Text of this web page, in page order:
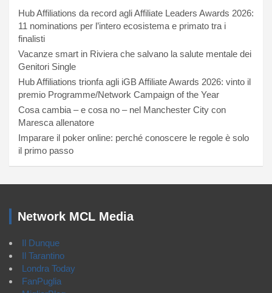
Hub Affiliations da record agli Affiliate Leaders Awards 2026:
11 nominations per l’intero ecosistema e primato tra i
finalisti
Vacanze smart in Riviera che salvano la salute mentale dei
Genitori Single
Hub Affiliations trionfa agli iGB Affiliate Awards 2026: vinto il
premio Programme/Network Campaign of the Year
Cosa cambia – e cosa no – nel Manchester City con
Maresca allenatore
Imparare il poker online: perché conoscere le regole è solo
il primo passo
Network MCL Media
Il Dunque
Il Tarantino
Londra Today
FanPuglia